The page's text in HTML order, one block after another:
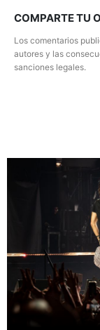
COMPARTE TU
Los comentarios
autores y las
sanciones legales.